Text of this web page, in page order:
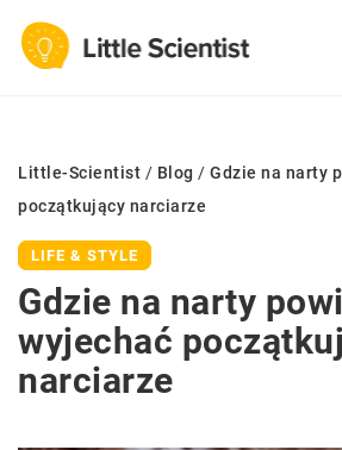
Little-Scientist / Blog / Gdzie na narty
początkujący narciarze
LIFE & STYLE
Gdzie na narty
wyjechać
narciarze